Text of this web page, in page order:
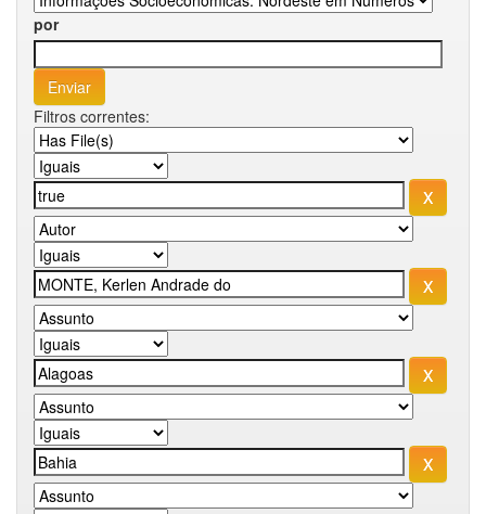
por
Filtros correntes: